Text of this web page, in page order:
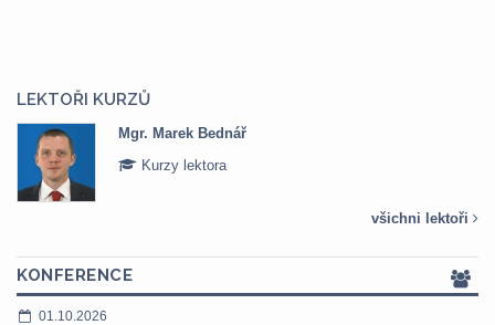
LEKTOŘI KURZŮ
Mgr. Marek Bednář
Kurzy lektora
všichni lektoři
KONFERENCE
01.10.2026